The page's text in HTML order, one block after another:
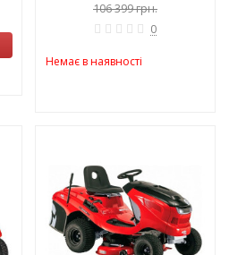
106 399 грн.
0
Немає в наявності